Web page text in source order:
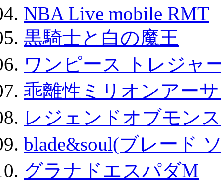
NBA Live mobile RMT
黒騎士と白の魔王
ワンピース トレジャ
乖離性ミリオンアー
レジェンドオブモン
blade&soul(ブレード
グラナドエスパダM